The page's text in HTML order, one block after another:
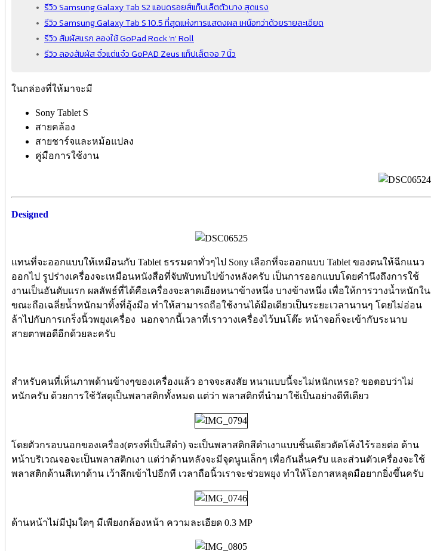
รีวิว Samsung Galaxy Tab S2 แอนดรอยส์แท็บเล็ตตัวบาง สุดแรง
รีวิว Samsung Galaxy Tab S 10.5 ที่สุดแห่งการแสดงผล เหนือกว่าด้วยรายละเอียด
รีวิว สัมผัสแรก ลองใช้ GoPad Rock 'n' Roll
รีวิว ลองสัมผัส จิ๋วแต่แจ๋ว GoPAD Zeus แท็ปเล็ตจอ 7 นิ้ว
ในกล่องที่ให้มาจะมี
Sony Tablet S
สายคล้อง
สายชาร์จและหม้อแปลง
คู่มือการใช้งาน
Designed
แทนที่จะออกแบบให้เหมือนกับ Tablet ธรรมดาทั่วๆไป Sony เลือกที่จะออกแบบ Tablet ของตนให้ฉีกแนว
ออกไป รูปร่างเครื่องจะเหมือนหนังสือที่จับพับทบไปข้างหลังครับ เป็นการออกแบบโดยคำนึงถึงการใช้
งานเป็นอันดับแรก ผลลัพธ์ที่ได้คือเครื่องจะลาดเอียงหนาข้างหนึ่ง บางข้างหนึ่ง เพื่อให้การวางน้ำหนักใน
ขณะถือเฉลี่ยน้ำหนักมาทิ้งที่อุ้งมือ ทำให้สามารถถือใช้งานได้มือเดียวเป็นระยะเวลานานๆ โดยไม่อ่อน
ล้าไปกับการเกร็งนิ้วพยุงเครื่อง นอกจากนี้เวลาที่เราวางเครื่องไว้บนโต๊ะ หน้าจอก็จะเข้ากับระนาบ
สายตาพอดีอีกด้วยละครับ
สำหรับคนที่เห็นภาพด้านข้างๆของเครื่องแล้ว อาจจะสงสัย หนาแบบนี้จะไม่หนักเหรอ? ขอตอบว่าไม่
หนักครับ ด้วยการใช้วัสดุเป็นพลาสติกทั้งหมด แต่ว่า พลาสติกที่นำมาใช้เป็นอย่างดีทีเดียว
โดยตัวกรอบนอกของเครื่อง(ตรงที่เป็นสีดำ) จะเป็นพลาสติกสีดำเงาแบบชิ้นเดียวดัดโค้งไร้รอยต่อ ด้าน
หน้าบริเวณจอจะเป็นพลาสติกเงา แต่ว่าด้านหลังจะมีจุดนูนเล็กๆ เพื่อกันลื่นครับ และส่วนตัวเครื่องจะใช้
พลาสติกด้านสีเทาด้าน เว้าลึกเข้าไปอีกที เวลาถือนิ้วเราจะช่วยพยุง ทำให้โอกาสหลุดมือยากยิ่งขึ้นครับ
ด้านหน้าไม่มีปุ่มใดๆ มีเพียงกล้องหน้า ความละเอียด 0.3 MP